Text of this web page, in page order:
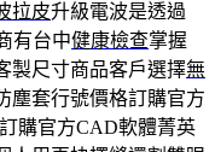
拉皮升級電波是透過
有台中健康檢查掌握
製尺寸商品客戶選擇無
塵套行號價格訂購官方
購官方CAD軟體菁英